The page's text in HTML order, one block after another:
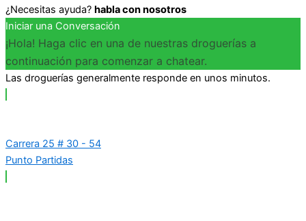
¿Necesitas ayuda? habla con nosotros
Iniciar una Conversación
¡Hola! Haga clic en una de nuestras droguerías a
continuación para comenzar a chatear.
Las droguerías generalmente responde en unos minutos.
Carrera 25 # 30 - 54
Punto Partidas